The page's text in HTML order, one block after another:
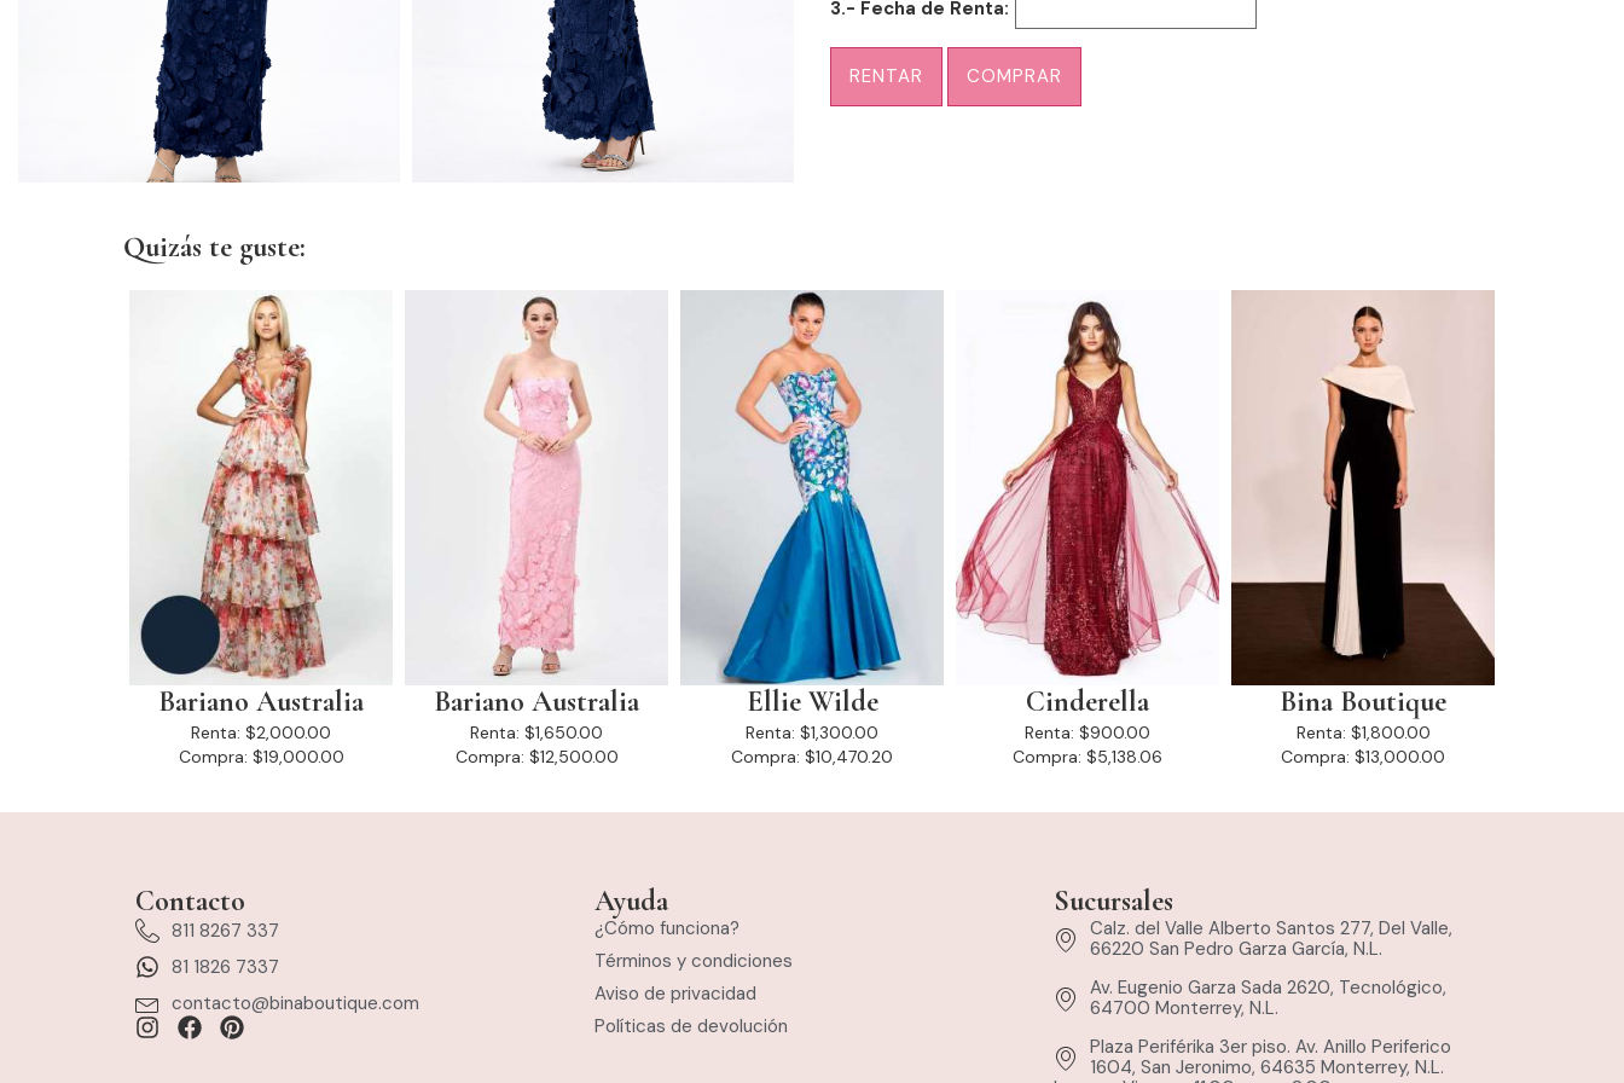
3.- Fecha de Renta:
RENTAR COMPRAR
Quizás te guste:
Bariano Australia
Renta: $2,000.00
Compra: $19,000.00
Bariano Australia
Renta: $1,650.00
Compra: $12,500.00
Ellie Wilde
Renta: $1,300.00
Compra: $10,470.20
Cinderella
Renta: $900.00
Compra: $5,138.06
Bina Boutique
Renta: $1,800.00
Compra: $13,000.00
Contacto
811 8267 337
81 1826 7337
contacto@binaboutique.com
Ayuda
¿Cómo funciona?
Términos y condiciones
Aviso de privacidad
Políticas de devolución
Sucursales
Calz. del Valle Alberto Santos 277, Del Valle,
66220 San Pedro Garza García, N.L.
Av. Eugenio Garza Sada 2620, Tecnológico,
64700 Monterrey, N.L.
Plaza Periférika 3er piso. Av. Anillo Periferico
1604, San Jeronimo, 64635 Monterrey, N.L.